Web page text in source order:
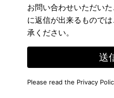
お問い合わせいただい
に返信が出来るもので
承ください。
送
Please read the Privacy